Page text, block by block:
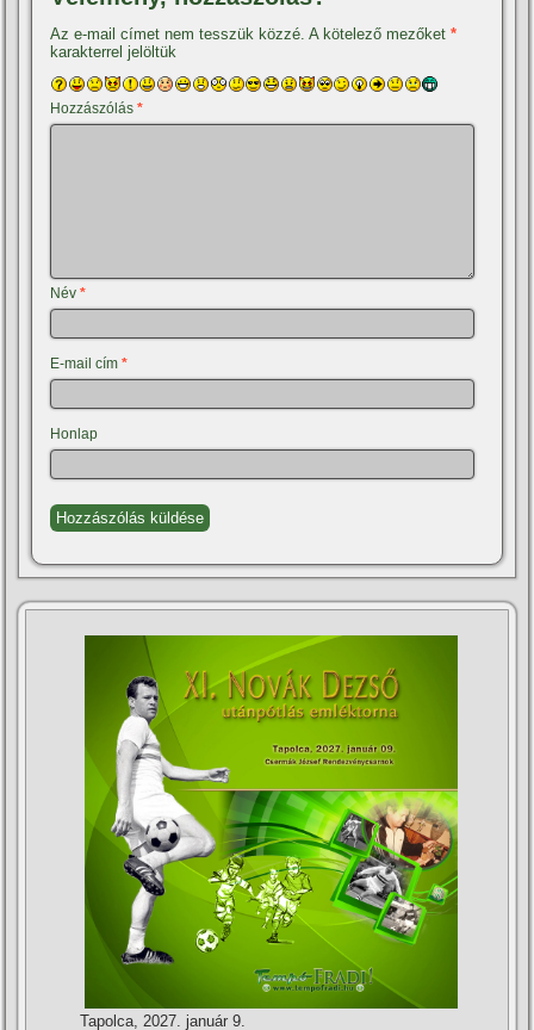
Az e-mail címet nem tesszük közzé. A kötelező mezőket*
karakterrel jelöltük
Hozzászólás*
Név*
E-mail cím*
Honlap
Tapolca, 2027. január 9.